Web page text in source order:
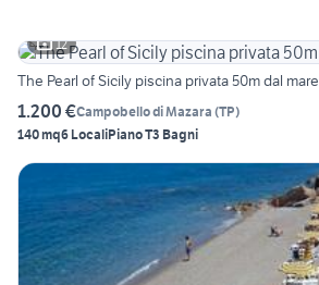
12
The Pearl of Sicily piscina privata 50m dal mare
1.200 €Campobello di Mazara (TP)
140 mq6 LocaliPiano T3 Bagni